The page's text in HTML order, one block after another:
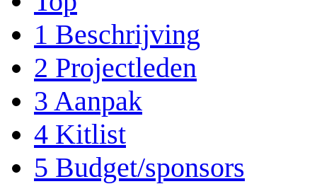
1 Beschrijving
2 Projectleden
3 Aanpak
4 Kitlist
5 Budget/sponsors